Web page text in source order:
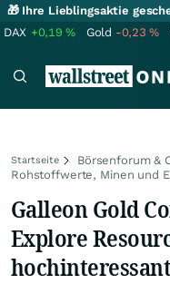
🎁 Ihre Lieblingsaktie
DAX +0,19% Gold -0,23%
Startseite Börsenforum &
Rohstoffwerte, Minen und
Galleon Gold
Explore